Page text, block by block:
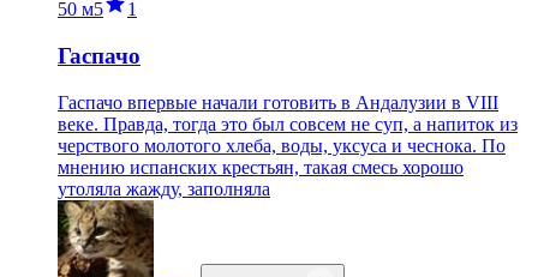
50 м5 1
Гаспачо
Гаспачо впервые начали готовить в Андалузии в VIII
веке. Правда, тогда это был совсем не суп, а напиток из
черствого молотого хлеба, воды, уксуса и чеснока. По
мнению испанских крестьян, такая смесь хорошо
утоляла жажду, заполняла